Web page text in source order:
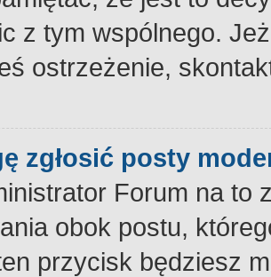
z tym wspólnego.
ostrzeżenie,
zgłosić posty
Forum na to
obok postu,
przycisk będziesz